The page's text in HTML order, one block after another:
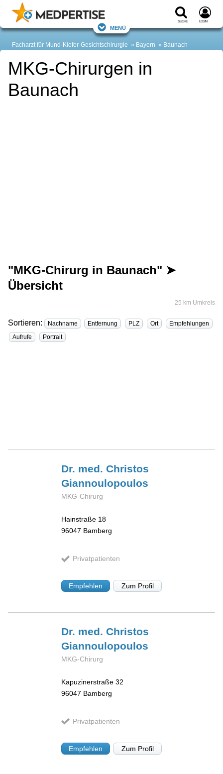
Suche Login
Menü
Facharzt für Mund-Kiefer-Gesichtschirurgie Bayern Baunach
MKG-Chirurgen in
Baunach
"MKG-Chirurg in Baunach" ➤
Übersicht
25 km Umkreis
Sortieren: Nachname Entfernung PLZ Ort
Empfehlungen
Aufrufe
Portrait
Dr. med. Christos
Giannoulopoulos
MKG-Chirurg
Hainstraße 18
96047 Bamberg
Privatpatienten
Empfehlen Zum Profil
Dr. med. Christos
Giannoulopoulos
MKG-Chirurg
Kapuzinerstraße 32
96047 Bamberg
Privatpatienten
Empfehlen Zum Profil